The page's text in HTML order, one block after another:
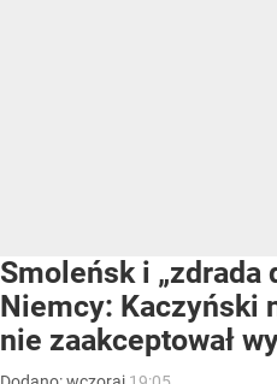
Smoleńsk i „zdrada
Niemcy: Kaczyński
nie zaakceptował